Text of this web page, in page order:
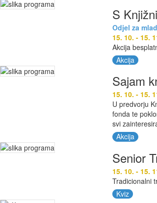
S
Odjel za
15. 10. - 15.
Akcija
Akcija
Sajam
15. 10. - 15.
U predvorju
fonda te
svi
Akcija
Senior
15. 10. - 15.
Tradicionalni
Kviz